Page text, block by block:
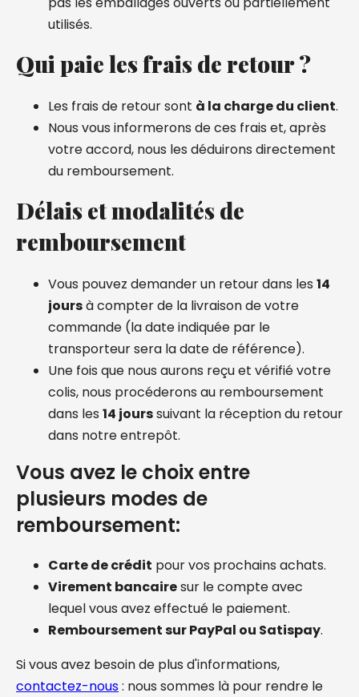
utilisés.
Qui paie les frais de retour ?
Les frais de retour sont à la charge du client.
Nous vous informerons de ces frais et, après
votre accord, nous les déduirons directement
du remboursement.
Délais et modalités de
remboursement
Vous pouvez demander un retour dans les 14
joursà compter de la livraison de votre
commande (la date indiquée par le
transporteur sera la date de référence).
Une fois que nous aurons reçu et vérifié votre
colis, nous procéderons au remboursement
dans les 14 jourssuivant la réception du retour
dans notre entrepôt.
Vous avez le choix entre
plusieurs modes de
remboursement:
Carte de crédit pour vos prochains achats.
Virement bancairesur le compte avec
lequel vous avez effectué le paiement.
Remboursement sur PayPal ou Satispay.
Si vous avez besoin de plus d'informations,
contactez-nous: nous sommes là pour rendre le